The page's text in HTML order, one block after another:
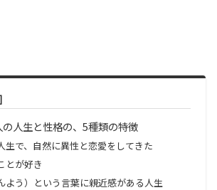
人生と性格の、5種類の特徴
生で、自然に異性と恋愛をしてきた
とが好き
よう）という言葉に親近感がある人生